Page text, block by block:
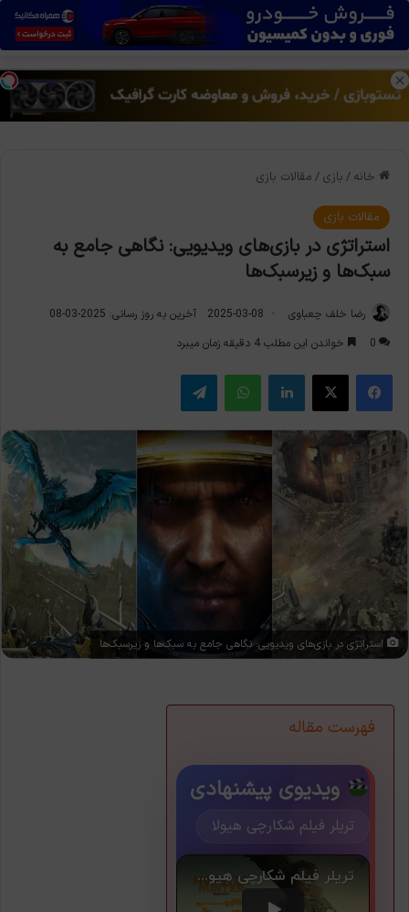
منو
خانه / بازی / مقالات بازی
مقالات بازی
استراتژی در بازی‌های ویدیویی: نگاهی جامع به
سبک‌ها و زیرسبک‌ها
رضا خلف چعباوی 2025-03-08
آخرین به روز رسانی: 2025-03-08
0
خواندن این مطلب 4 دقیقه زمان میبرد
فیس بوک X لینکدین واتس آپ تلگرام
استراتژی در بازی‌های ویدیویی: نگاهی جامع به سبک‌ها و زیرسبک‌ها
فهرست مقاله
ویدیوی پیشنهادی
تریلر فیلم شکارچی هیولا